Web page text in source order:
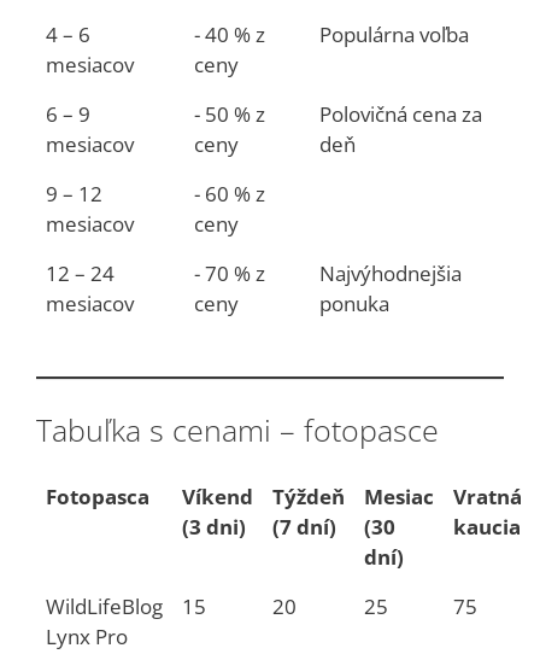
4 – 6
mesiacov
- 40 % z
ceny
Populárna voľba
6 – 9
mesiacov
- 50 % z
ceny
Polovičná cena za
deň
9 – 12
mesiacov
- 60 % z
ceny
12 – 24
mesiacov
- 70 % z
ceny
Najvýhodnejšia
ponuka
Tabuľka s cenami – fotopasce
Fotopasca
Víkend
(3 dni)
Týždeň
(7 dní)
Mesiac
(30
dní)
Vratná
kaucia
WildLifeBlog
Lynx Pro
15 20 25 75